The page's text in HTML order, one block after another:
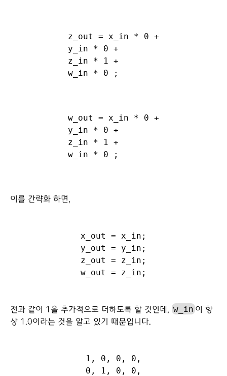
z_out = x_in * 0 +
y_in * 0 +
z_in * 1 +
w_in * 0 ;
w_out = x_in * 0 +
y_in * 0 +
z_in * 1 +
이를 간략화 하면,
x_out = x_in;
y_out = y_in;
z_out = z_in;
전과 같이 1을 추가적으로 더하도록 할 것인데, w_in 이 항
상 1.0이라는 것을 알고 있기 때문입니다.
1, 0, 0, 0,
0, 1, 0, 0,